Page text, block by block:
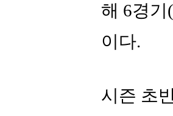
해 6경기
이다.
시즌 초